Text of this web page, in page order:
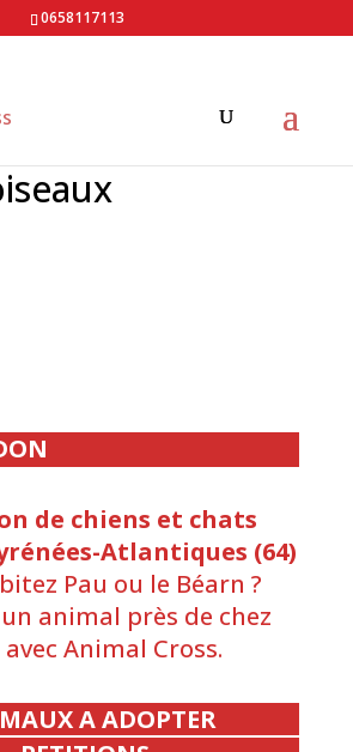
0658117113
de chiens et chats
Atlantiques (64)
Pau ou le Béarn ?
animal près de chez
Animal Cross.
A ADOPTER